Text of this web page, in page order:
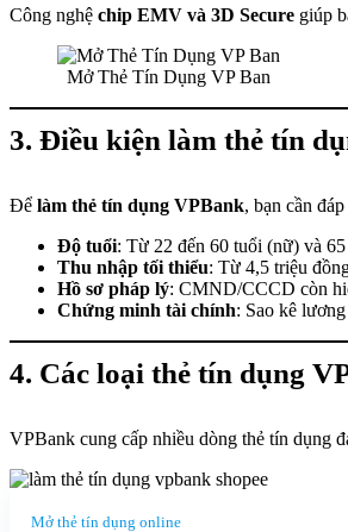
Công nghệ chip EMV và 3D Secure giúp
Mở Thẻ Tín Dụng VP Ban
3. Điều kiện làm thẻ tín
Để làm thẻ tín dụng VPBank, bạn cần
Độ tuổi: Từ 22 đến 60 tuổi (nữ) và
Thu nhập tối thiểu: Từ 4,5 triệu
Hồ sơ pháp lý: CMND/CCCD còn
Chứng minh tài chính: Sao kê
4. Các loại thẻ tín dụng
VPBank cung cấp nhiều dòng thẻ tín dụng
Mở thẻ tín dụng online